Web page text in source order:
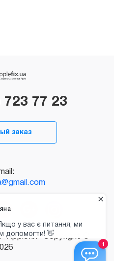
723 77 23
заказ
"Applefix" Copyright ©